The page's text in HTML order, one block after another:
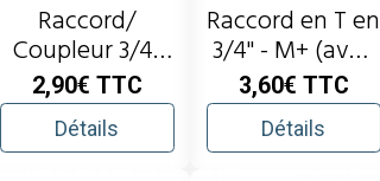
Raccord/
Coupleur 3/4"
M+
2,90€ TTC
Détails
Raccord en T en
3/4" - M+ (avec
sortie en 3/8")
3,60€ TTC
Détails